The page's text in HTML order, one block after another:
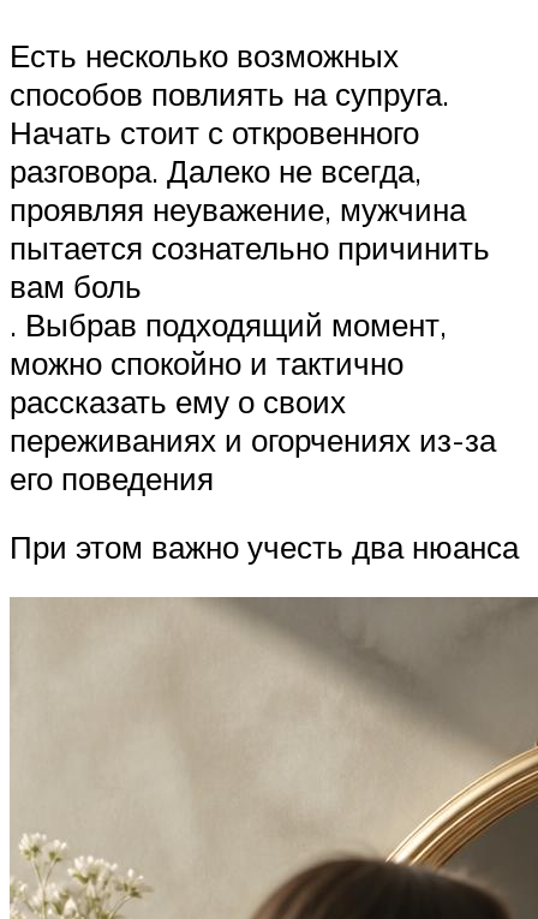
Есть несколько возможных
способов повлиять на супруга.
Начать стоит с откровенного
разговора. Далеко не всегда,
проявляя неуважение, мужчина
пытается сознательно причинить
вам боль
. Выбрав подходящий момент,
можно спокойно и тактично
рассказать ему о своих
переживаниях и огорчениях из-за
его поведения
При этом важно учесть два нюанса